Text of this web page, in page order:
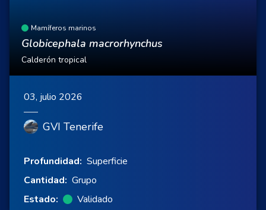
Mamíferos marinos
Globicephala macrorhynchus
Calderón tropical
03, julio 2026
GVI Tenerife
Profundidad: Superficie
Cantidad: Grupo
Estado:
Validado